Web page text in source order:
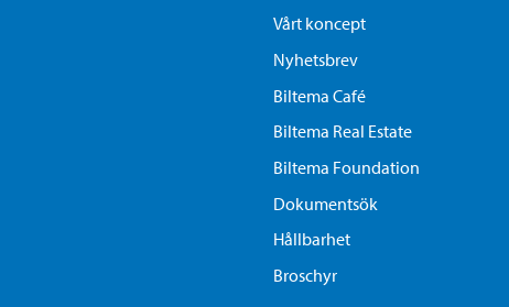
Vårt koncept
Nyhetsbrev
Biltema Café
Biltema Real Estate
Biltema Foundation
Dokumentsök
Hållbarhet
Broschyr